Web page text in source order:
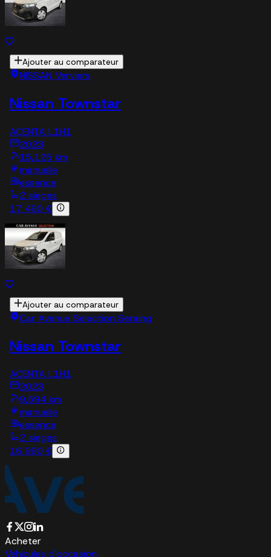
Ajouter au comparateur
NISSAN Verviers
Nissan Townstar
ACENTA L1H1
2023
15,125 km
manuelle
essence
2 sieges
17 490 €
Ajouter au comparateur
Car Avenue Selection Seraing
Nissan Townstar
ACENTA L1H1
2023
9,594 km
manuelle
essence
2 sieges
16 990 €
Acheter
Véhicules d'occasion